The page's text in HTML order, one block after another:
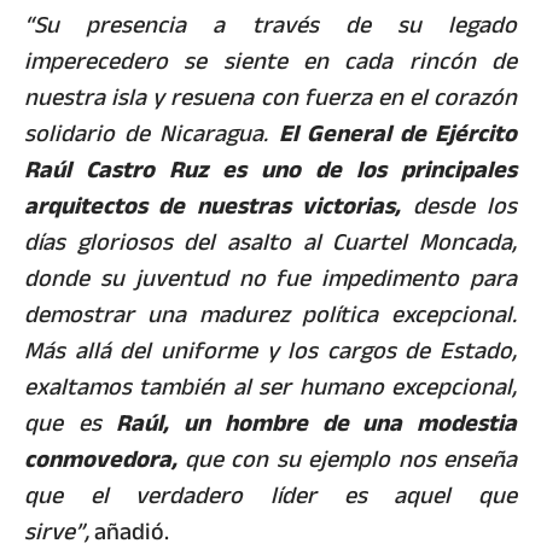
“Su presencia a través de su legado
imperecedero se siente en cada rincón de
nuestra isla y resuena con fuerza en el corazón
solidario de Nicaragua. El General de Ejército
Raúl Castro Ruz es uno de los principales
arquitectos de nuestras victorias, desde los
días gloriosos del asalto al Cuartel Moncada,
donde su juventud no fue impedimento para
demostrar una madurez política excepcional.
Más allá del uniforme y los cargos de Estado,
exaltamos también al ser humano excepcional,
que es Raúl, un hombre de una modestia
conmovedora,que con su ejemplo nos enseña
que el verdadero líder es aquel que
sirve”,añadió.